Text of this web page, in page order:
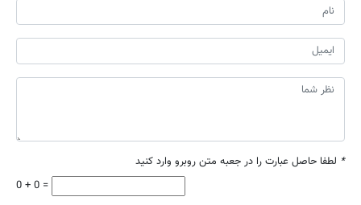
* لطفا حاصل عبارت را در جعبه متن روبرو وارد کنید
0 + 0 =